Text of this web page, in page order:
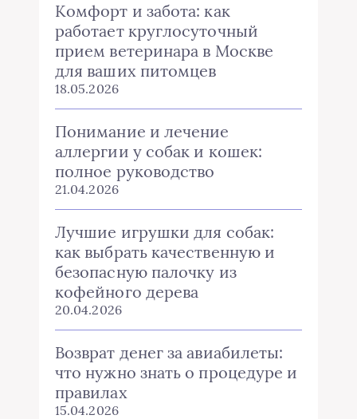
Комфорт и забота: как
работает круглосуточный
прием ветеринара в Москве
для ваших питомцев
18.05.2026
Понимание и лечение
аллергии у собак и кошек:
полное руководство
21.04.2026
Лучшие игрушки для собак:
как выбрать качественную и
безопасную палочку из
кофейного дерева
20.04.2026
Возврат денег за авиабилеты:
что нужно знать о процедуре и
правилах
15.04.2026